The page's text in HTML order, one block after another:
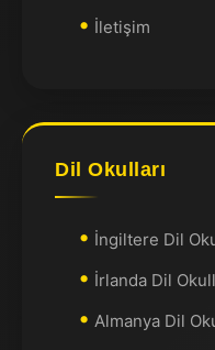
İletişim
Dil Okulları
İngiltere Dil
İrlanda Dil
Almanya Dil